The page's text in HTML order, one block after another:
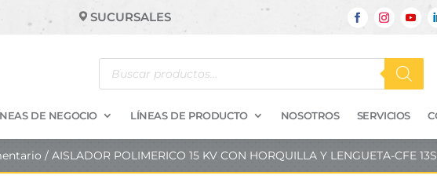
SUCURSALES
Búsqueda
productos
DE NEGOCIO LÍNEAS DE PRODUCTO NOSOTROS SERVICIOS
/ AISLADOR POLIMERICO 15 KV CON HORQUILLA Y LENGUETA-CFE